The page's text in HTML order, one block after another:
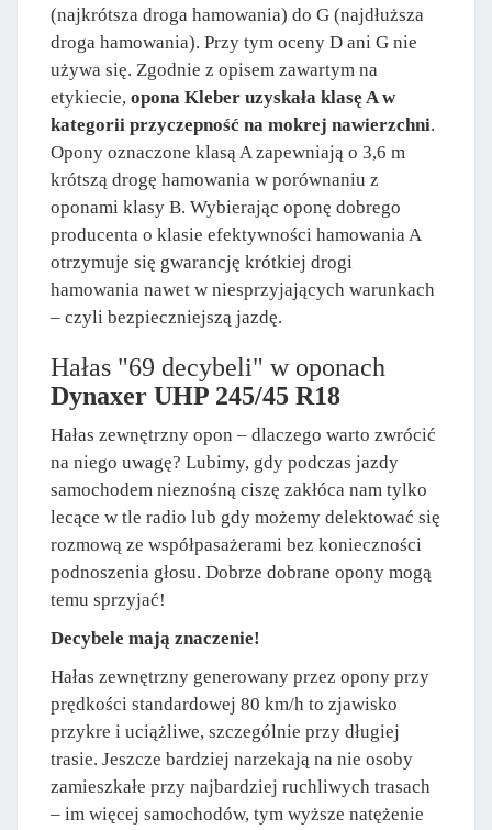
(najkrótsza droga hamowania) do G (najdłuższa
droga hamowania). Przy tym oceny D ani G nie
używa się. Zgodnie z opisem zawartym na
etykiecie, opona Kleber uzyskała klasę A w
kategorii przyczepność na mokrej nawierzchni.
Opony oznaczone klasą A zapewniają o 3,6 m
krótszą drogę hamowania w porównaniu z
oponami klasy B. Wybierając oponę dobrego
producenta o klasie efektywności hamowania A
otrzymuje się gwarancję krótkiej drogi
hamowania nawet w niesprzyjających warunkach
– czyli bezpieczniejszą jazdę.
Hałas "69 decybeli" w oponach
Dynaxer UHP 245/45 R18
Hałas zewnętrzny opon – dlaczego warto zwrócić
na niego uwagę? Lubimy, gdy podczas jazdy
samochodem nieznośną ciszę zakłóca nam tylko
lecące w tle radio lub gdy możemy delektować się
rozmową ze współpasażerami bez konieczności
podnoszenia głosu. Dobrze dobrane opony mogą
temu sprzyjać!
Decybele mają znaczenie!
Hałas zewnętrzny generowany przez opony przy
prędkości standardowej 80 km/h to zjawisko
przykre i uciążliwe, szczególnie przy długiej
trasie. Jeszcze bardziej narzekają na nie osoby
zamieszkałe przy najbardziej ruchliwych trasach
– im więcej samochodów, tym wyższe natężenie